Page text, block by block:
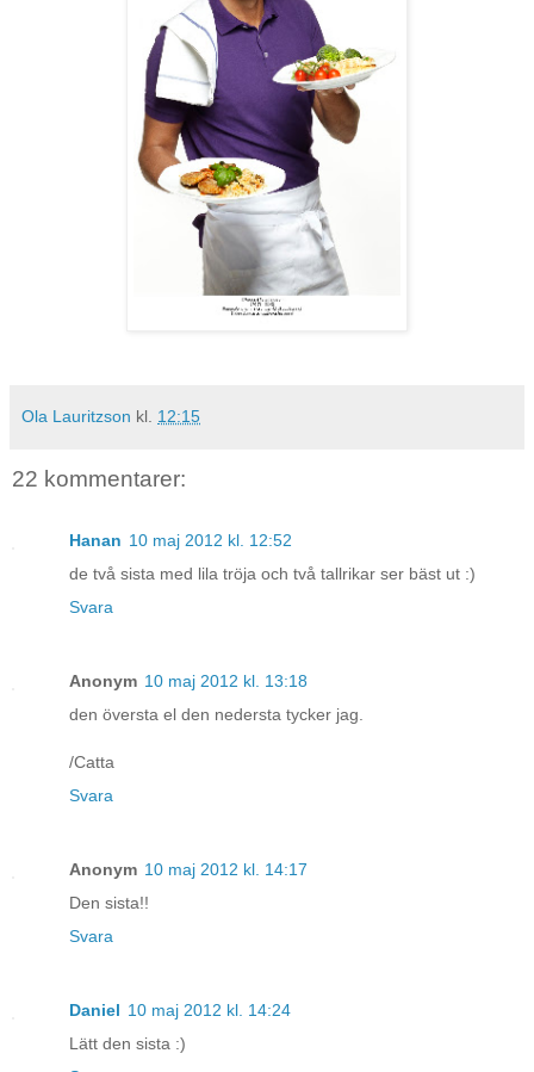
Ola Lauritzson kl. 12:15
22 kommentarer:
Hanan 10 maj 2012 kl. 12:52
de två sista med lila tröja och två tallrikar ser bäst ut :)
Svara
Anonym 10 maj 2012 kl. 13:18
den översta el den nedersta tycker jag.
/Catta
Svara
Anonym 10 maj 2012 kl. 14:17
Den sista!!
Svara
Daniel 10 maj 2012 kl. 14:24
Lätt den sista :)